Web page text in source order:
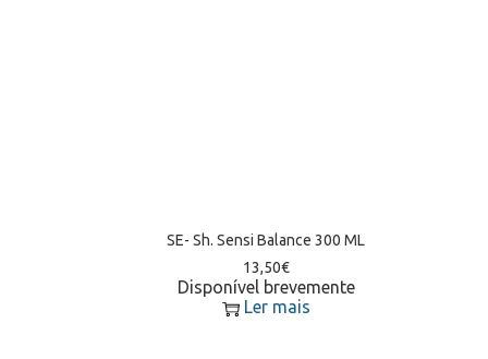
SE- Sh. Sensi Balance 300 ML
13,50€
Disponível brevemente
Ler mais